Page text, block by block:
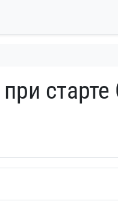
старте